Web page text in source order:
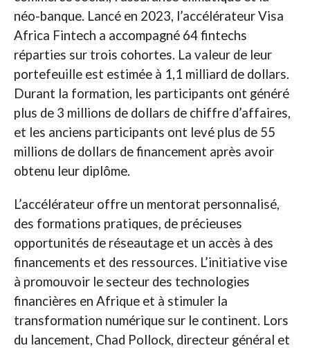
néo-banque. Lancé en 2023, l’accélérateur Visa
Africa Fintech a accompagné 64 fintechs
réparties sur trois cohortes. La valeur de leur
portefeuille est estimée à 1,1 milliard de dollars.
Durant la formation, les participants ont généré
plus de 3 millions de dollars de chiffre d’affaires,
et les anciens participants ont levé plus de 55
millions de dollars de financement après avoir
obtenu leur diplôme.
L’accélérateur offre un mentorat personnalisé,
des formations pratiques, de précieuses
opportunités de réseautage et un accès à des
financements et des ressources. L’initiative vise
à promouvoir le secteur des technologies
financières en Afrique et à stimuler la
transformation numérique sur le continent. Lors
du lancement, Chad Pollock, directeur général et